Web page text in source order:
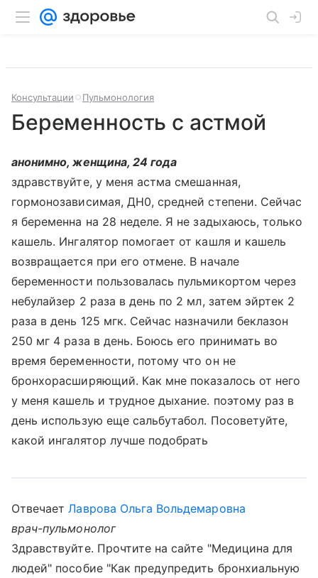
Консультации Пульмонология
Беременность с астмой
анонимно, женщина, 24 года
здравствуйте, у меня астма смешанная,
гормонозависимая, ДН0, средней степени. Сейчас
я беременна на 28 неделе. Я не задыхаюсь, только
кашель. Ингалятор помогает от кашля и кашель
возвращается при его отмене. В начале
беременности пользовалась пульмикортом через
небулайзер 2 раза в день по 2 мл, затем эйртек 2
раза в день 125 мгк. Сейчас назначили беклазон
250 мг 4 раза в день. Боюсь его принимать во
время беременности, потому что он не
бронхорасширяющий. Как мне показалось от него
у меня кашель и трудное дыхание. поэтому раз в
день использую еще сальбутабол. Посоветуйте,
какой ингалятор лучше подобрать
ОтвечаетЛаврова Ольга Вольдемаровна
врач-пульмонолог
Здравствуйте. Прочтите на сайте "Медицина для
людей" пособие "Как предупредить бронхиальную